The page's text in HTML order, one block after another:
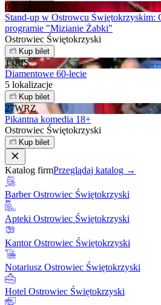
07PAŹ
Stand-up w Ostrowcu Świętokrzyskim:
programie "Mizianie Żabki"
Ostrowiec Świętokrzyski
Kup bilet
13LIS
Diamentowe 60-lecie
5 lokalizacje
Kup bilet
27WRZ
Pikantna komedia 18+
Ostrowiec Świętokrzyski
Kup bilet
Katalog firmPrzeglądaj katalog →
Barber Ostrowiec Świętokrzyski
Apteki Ostrowiec Świętokrzyski
Kantor Ostrowiec Świętokrzyski
Notariusz Ostrowiec Świętokrzyski
Hotel Ostrowiec Świętokrzyski